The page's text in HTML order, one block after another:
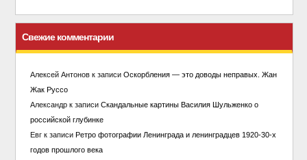
Свежие комментарии
Алексей Антоновк записи Оскорбления — это доводы неправых. Жан
Жак Руссо
Александрк записи Скандальные картины Василия Шульженко о
российской глубинке
Евгк записи Ретро фотографии Ленинграда и ленинградцев 1920-30-х
годов прошлого века